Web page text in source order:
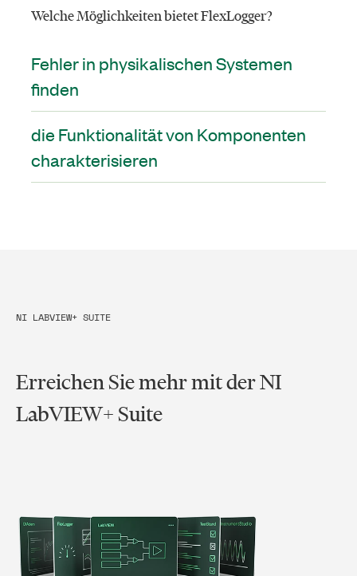
Welche Möglichkeiten bietet FlexLogger?
Fehler in physikalischen Systemen
finden
die Funktionalität von Komponenten
charakterisieren
NI LABVIEW+ SUITE
Erreichen Sie mehr mit der NI
LabVIEW+ Suite